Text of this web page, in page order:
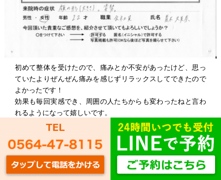
初めて整体を受けたので、痛みとか不安があったけど、思っ
ていたよりぜんぜん痛みを感じずリラックスしてできたので
よかったです！
効果も毎回実感でき、周囲の人たちからも変わったねと言わ
れるようになって嬉しいです。
また機会があったら出産後などに是非来たいです。
ありがとうございました。
K・Aさん 22歳 女性 会社員